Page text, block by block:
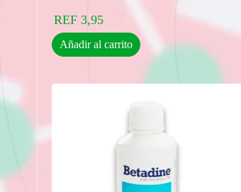
REF 3,95
Añadir al carrito